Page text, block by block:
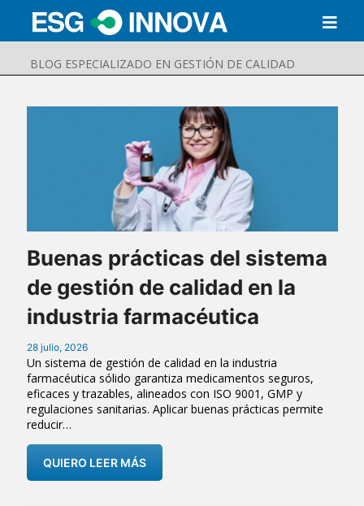
BLOG ESPECIALIZADO EN GESTIÓN DE CALIDAD
Buscar Enviar
Buenas prácticas del sistema
de gestión de calidad en la
industria farmacéutica
28 julio, 2026
Un sistema de gestión de calidad en la industria
farmacéutica sólido garantiza medicamentos seguros,
eficaces y trazables, alineados con ISO 9001, GMP y
regulaciones sanitarias. Aplicar buenas prácticas permite
reducir…
QUIERO LEER MÁS